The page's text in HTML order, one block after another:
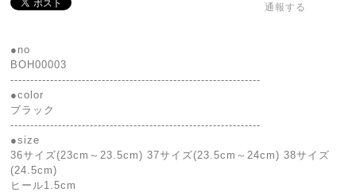
通報する
●no
BOH00003
---------------------------------------------------------------
●color
ブラック
---------------------------------------------------------------
●size
36サイズ(23cm～23.5cm) 37サイズ(23.5cm～24cm) 38サイズ
(24.5cm)
ヒール1.5cm